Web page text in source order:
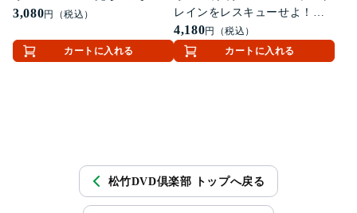
3,080円（税込）
カートに入れる
レインをレスキューせよ！～
[DVD]
4,180円（税込）
カートに入れる
松竹DVD倶楽部 トップへ戻る